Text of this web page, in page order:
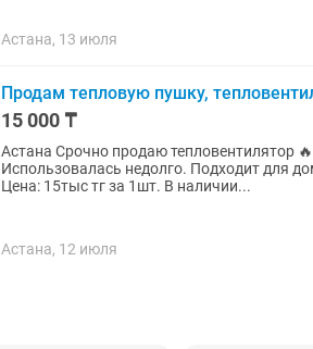
Астана, 13 июля
Продам тепловую пушку,
15 000 ₸
Астана Срочно продаю тепловентилятор 🔥 (тепловая
Использовалась недолго. Подходит для
Цена: 15тыс тг за 1шт. В наличии...
Астана, 12 июля